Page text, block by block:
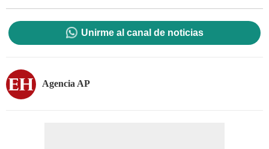
Unirme al canal de noticias
Agencia AP